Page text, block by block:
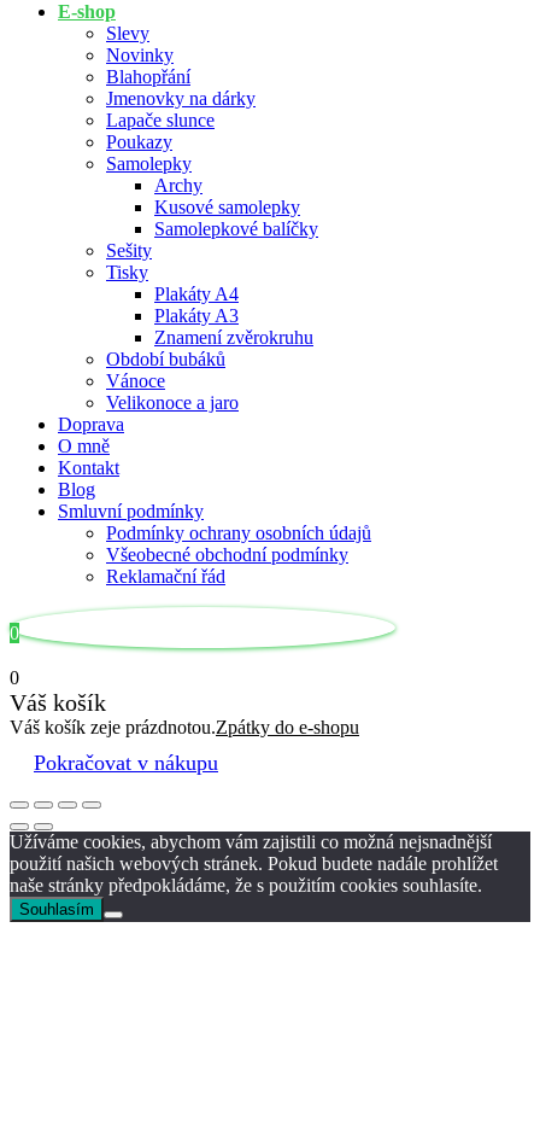
E-shop
Slevy
Novinky
Blahopřání
Jmenovky na dárky
Lapače slunce
Poukazy
Samolepky
Archy
Kusové samolepky
Samolepkové balíčky
Sešity
Tisky
Plakáty A4
Plakáty A3
Znamení zvěrokruhu
Období bubáků
Vánoce
Velikonoce a jaro
Doprava
O mně
Kontakt
Blog
Smluvní podmínky
Podmínky ochrany osobních údajů
Všeobecné obchodní podmínky
Reklamační řád
0
0
Váš košík
Váš košík zeje prázdnotou.Zpátky do e-shopu
Pokračovat v nákupu
Užíváme cookies, abychom vám zajistili co možná nejsnadnější
použití našich webových stránek. Pokud budete nadále prohlížet
naše stránky předpokládáme, že s použitím cookies souhlasíte.
Souhlasím